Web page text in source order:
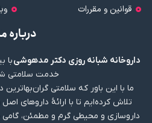
قوانین و مقررات
درباره
داروخانه شبانه روزی دکتر مدهوشی
خدمت سلامتی
ما با این باور که سلامتی
تلاش کرده‌ایم تا با ارائهٔ داروهای
داروسازی و محیطی گرم و مطمئن،